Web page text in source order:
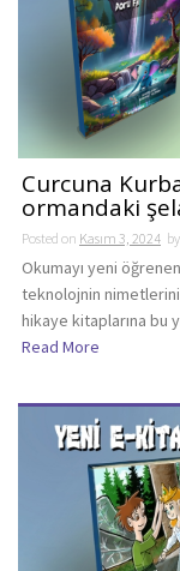
Curcuna
ormandaki
Posted on Kasım 3, 2024 by
Okumayı yeni
teknolojnin
hikaye kitaplarına bu
Read More